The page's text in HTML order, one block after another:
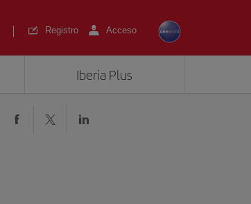
Registro Acceso
Iberia Plus